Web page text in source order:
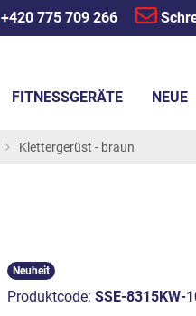
+420 775 709 266
Klettergerüst - braun
Neuheit
Produktcode: SSE-8315KW-
FITNESSGERÄTE NEUE